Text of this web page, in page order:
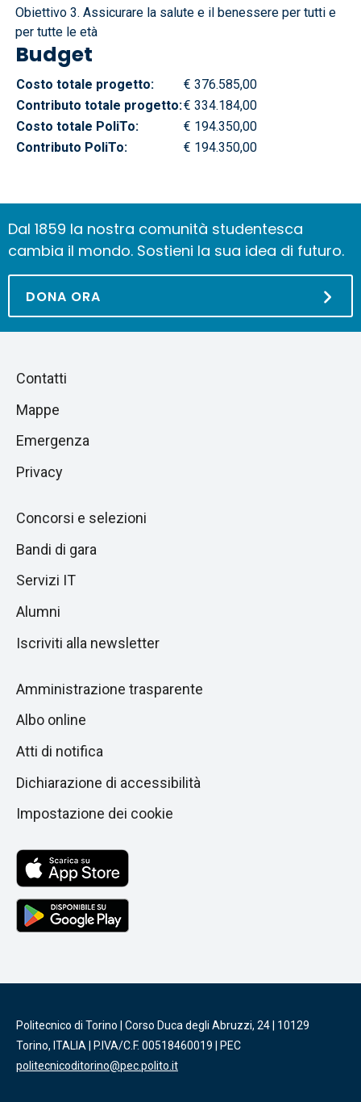
Obiettivo 3. Assicurare la salute e il benessere per tutti e
per tutte le età
Budget
Costo totale progetto:
€ 376.585,00
Contributo totale progetto:€ 334.184,00
Costo totale PoliTo:
€ 194.350,00
Contributo PoliTo:
€ 194.350,00
Dal 1859 la nostra comunità studentesca
cambia il mondo. Sostieni la sua idea di futuro.
DONA ORA
Salta
sezione
Piè
di
pagina
Contatti
Mappe
Emergenza
Privacy
Concorsi e selezioni
Bandi di gara
Servizi IT
Alumni
Iscriviti alla newsletter
Amministrazione trasparente
Albo online
Atti di notifica
Dichiarazione di accessibilità
Impostazione dei cookie
Politecnico di Torino | Corso Duca degli Abruzzi, 24 | 10129
Torino, ITALIA | P.IVA/C.F. 00518460019 | PEC
politecnicoditorino@pec.polito.it